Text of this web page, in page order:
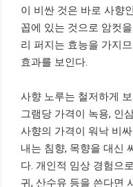
이 비싼 것은 바로 사향
꼽에 있는 것으로 암컷
리 퍼지는 효능을 가지
효과를 보인다.
사향 노루는 철저하게
그램당 가격이 녹용, 인
사향의 가격이 워낙 비
내는 침향, 목향을 대신
다. 개인적 임상 경험으
귀, 산수유 등을 쓴다면